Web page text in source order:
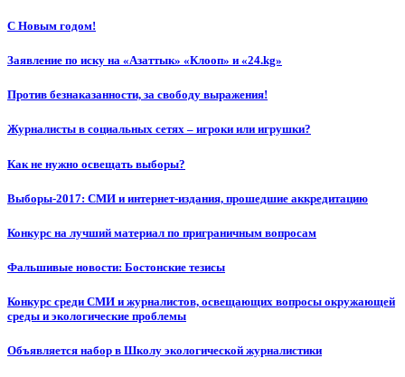
С Новым годом!
Заявление по иску на «Азаттык» «Клооп» и «24.kg»
Против безнаказанности, за свободу выражения!
Журналисты в социальных сетях – игроки или игрушки?
Как не нужно освещать выборы?
Выборы-2017: СМИ и интернет-издания, прошедшие аккредитацию
Конкурс на лучший материал по приграничным вопросам
Фальшивые новости: Бостонские тезисы
Конкурс среди СМИ и журналистов, освещающих вопросы окружающей
среды и экологические проблемы
Объявляется набор в Школу экологической журналистики